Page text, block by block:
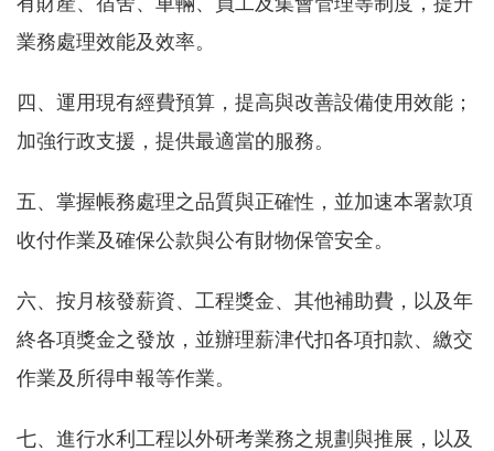
水
情
告
訊
便
民
務
資
訊
務
業務處理效能及效率。
四、運用現有經費預算，提高與改善設備使用效能；
加強行政支援，提供最適當的服務。
五、掌握帳務處理之品質與正確性，並加速本署款項
收付作業及確保公款與公有財物保管安全。
六、按月核發薪資、工程獎金、其他補助費，以及年
終各項獎金之發放，並辦理薪津代扣各項扣款、繳交
作業及所得申報等作業。
七、進行水利工程以外研考業務之規劃與推展，以及